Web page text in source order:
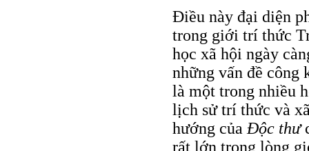
Ðiều này đại diện
trong giới trí thức
học xã hội ngày
những vấn đề công
là một trong nhiều
lịch sử trí thức và
hướng của Ðộc thư
rất lớn trong lòng